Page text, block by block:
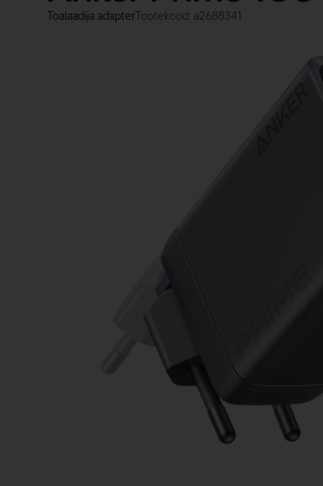
Toalaadija adapterTootekood: a2688341